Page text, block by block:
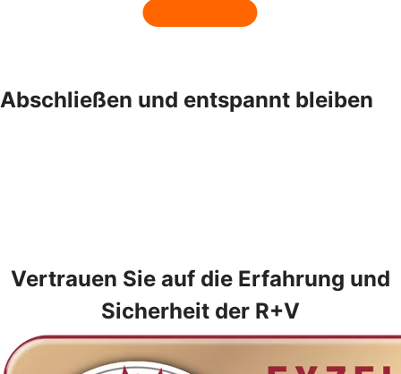
Abschließen und entspannt bleiben
Vertrauen Sie auf die Erfahrung und
Sicherheit der R+V